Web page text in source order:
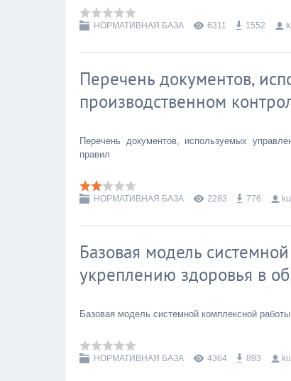
НОРМАТИВНАЯ БАЗА 6311 1552
Перечень документов,
производственном
Перечень документов, используемых
правил
НОРМАТИВНАЯ БАЗА 2283 776
Базовая модель
укреплению здоровья в
Базовая модель системной комплексной
НОРМАТИВНАЯ БАЗА 4364 893